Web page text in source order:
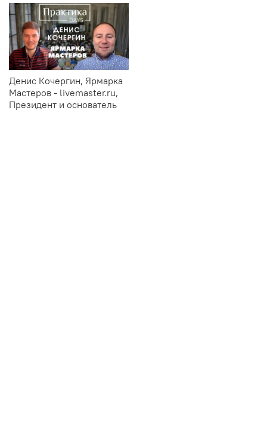
Денис Кочергин, Ярмарка
Мастеров - livemaster.ru,
Президент и основатель